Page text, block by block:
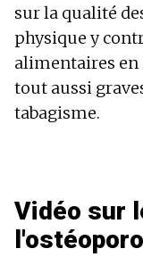
sur la qualité
physique y
alimentaires
tout aussi
tabagisme.
Vidéo sur